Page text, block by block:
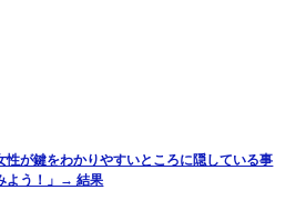
性が鍵をわかりやすいところに隠している事
よう！」→ 結果